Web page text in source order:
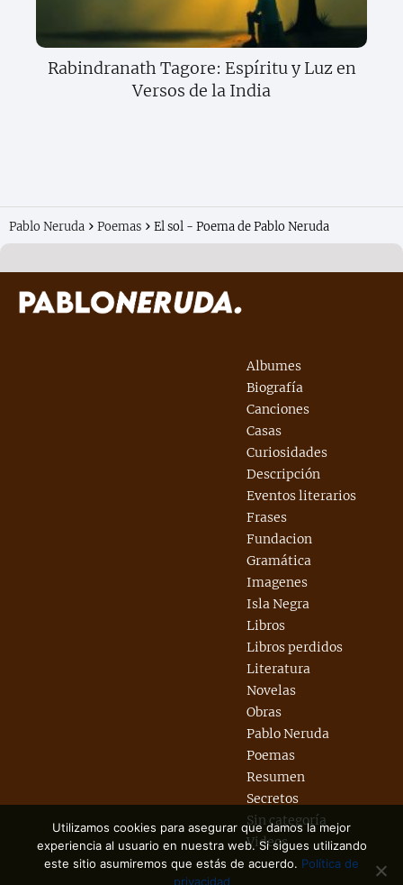
Rabindranath Tagore: Espíritu y Luz en
Versos de la India
Pablo Neruda Poemas El sol - Poema de Pablo Neruda
Albumes
Biografía
Canciones
Casas
Curiosidades
Descripción
Eventos literarios
Frases
Fundacion
Gramática
Imagenes
Isla Negra
Libros
Libros perdidos
Literatura
Novelas
Obras
Pablo Neruda
Poemas
Resumen
Secretos
Sin categoría
Videos
Utilizamos cookies para asegurar que damos la mejor
experiencia al usuario en nuestra web. Si sigues utilizando
este sitio asumiremos que estás de acuerdo. Política de
privacidad